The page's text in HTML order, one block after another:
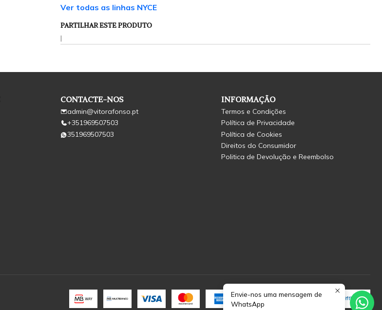
Ver todas as linhas NYCE
PARTILHAR ESTE PRODUTO
|
CONTACTE-NOS
admin@vitorafonso.pt
+351969507503
351969507503
INFORMAÇÃO
Termos e Condições
Política de Privacidade
Política de Cookies
Direitos do Consumidor
Politica de Devolução e Reembolso
Envie-nos uma mensagem de
WhatsApp